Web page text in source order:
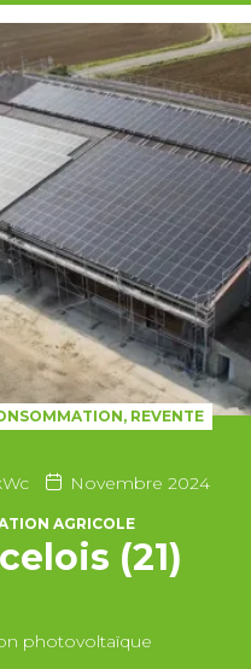
REVENTE
Novembre 2024
AGRICOLE
(21)
photovoltaïque